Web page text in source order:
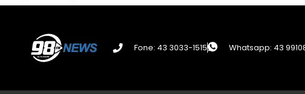
Fone: 43 3033-1515 Whatsapp: 43